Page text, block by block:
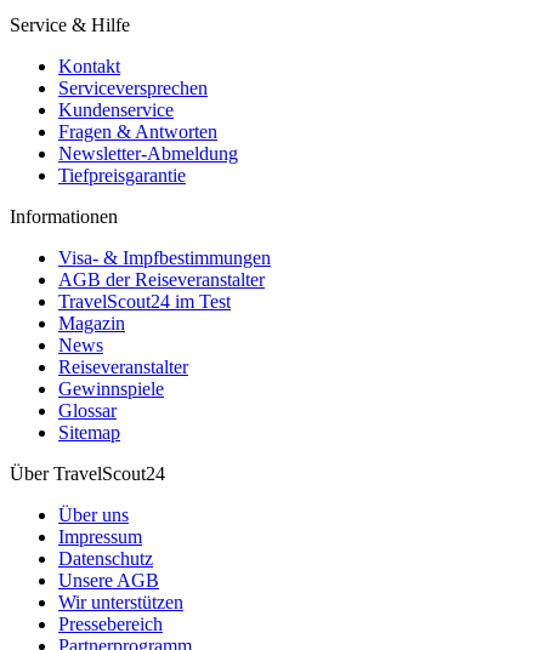
Service & Hilfe
Kontakt
Serviceversprechen
Kundenservice
Fragen & Antworten
Newsletter-Abmeldung
Tiefpreisgarantie
Informationen
Visa- & Impfbestimmungen
AGB der Reiseveranstalter
TravelScout24 im Test
Magazin
News
Reiseveranstalter
Gewinnspiele
Glossar
Sitemap
Über TravelScout24
Über uns
Impressum
Datenschutz
Unsere AGB
Wir unterstützen
Pressebereich